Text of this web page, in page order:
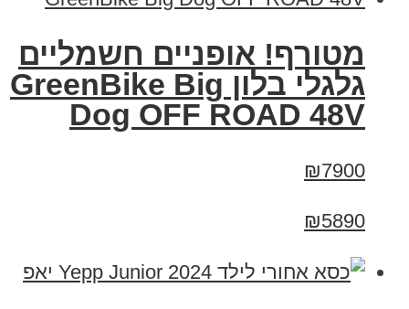
מטורף! אופניים חשמליים
גלגלי בלון GreenBike Big
Dog OFF ROAD 48V
₪7900
₪5890